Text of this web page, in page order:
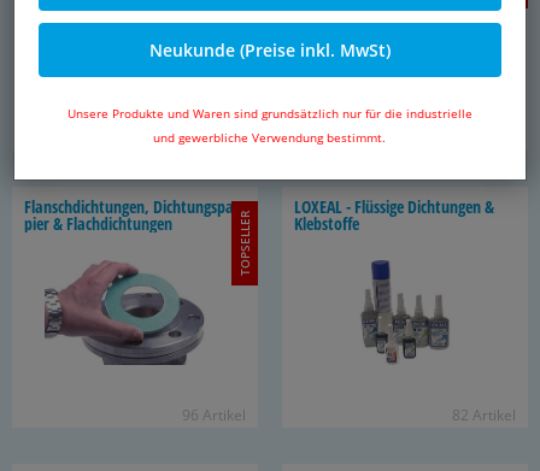
Neukunde (Preise inkl. MwSt)
Unsere Produkte und Waren sind grundsätzlich nur für die industrielle
und gewerbliche Verwendung bestimmt.
20 Ar­ti­kel
Flansch­dich­tun­gen, Dich­tungs­pa­
pier & Flach­dich­tun­gen
96 Ar­ti­kel
TOPSELLER
LO­XE­AL - Flüs­si­ge Dich­tun­gen &
Kleb­stof­fe
82 Ar­ti­kel